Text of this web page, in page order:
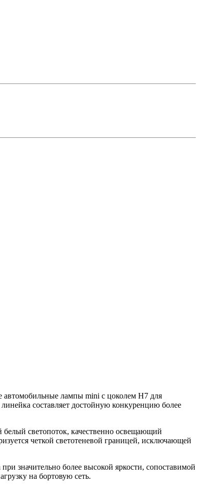
автомобильные лампы mini с цоколем H7 для
составляет достойную конкуренцию более
светопоток, качественно освещающий
четкой светотеневой границей, исключающей
значительно более высокой яркости, сопоставимой
на бортовую сеть.